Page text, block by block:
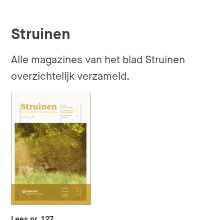
Struinen
Alle magazines van het blad Struinen
overzichtelijk verzameld.